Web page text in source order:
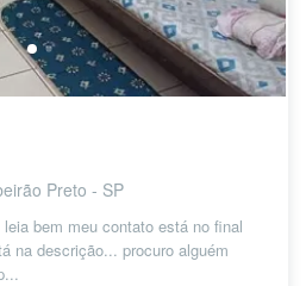
Preto - SP
bem meu contato está no final
na descrição... procuro alguém